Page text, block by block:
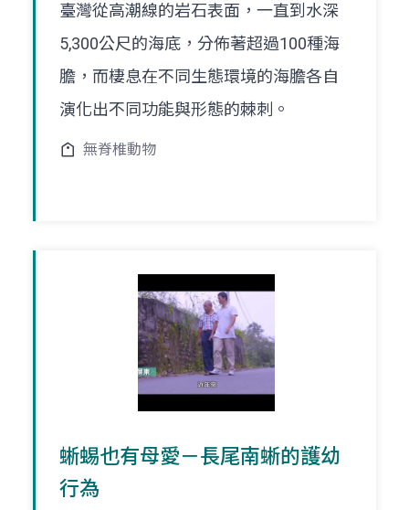
臺灣從高潮線的岩石表面，一直到水深
5,300公尺的海底，分佈著超過100種海
膽，而棲息在不同生態環境的海膽各自
演化出不同功能與形態的棘刺。
無脊椎動物
蜥蜴也有母愛－長尾南蜥的護幼
行為